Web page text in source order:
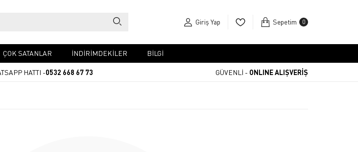
Giriş Yap Sepetim 0
ÇOK SATANLAR İNDİRİMDEKİLER BİLGİ
HATTI -0532 668 67 73 GÜVENLİ - ONLINE ALIŞVERİŞ